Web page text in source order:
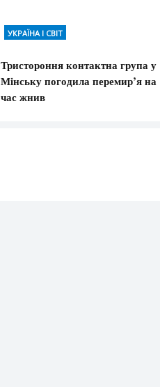
УКРАЇНА І СВІТ
Тристороння контактна група у
Мінську погодила перемир’я на
час жнив